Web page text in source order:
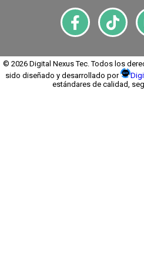
© 2026 Digital Nexus Tec. Todos los
sido diseñado y desarrollado por
estándares de calidad,